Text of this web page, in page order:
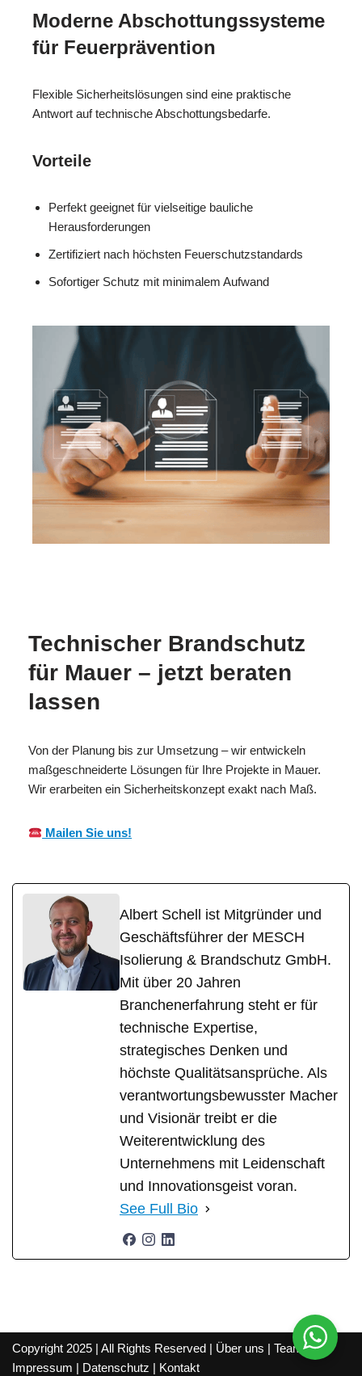
Moderne Abschottungssysteme
für Feuerprävention
Flexible Sicherheitslösungen sind eine praktische
Antwort auf technische Abschottungsbedarfe.
Vorteile
Perfekt geeignet für vielseitige bauliche
Herausforderungen
Zertifiziert nach höchsten Feuerschutzstandards
Sofortiger Schutz mit minimalem Aufwand
Technischer Brandschutz
für Mauer – jetzt beraten
lassen
Von der Planung bis zur Umsetzung – wir entwickeln
maßgeschneiderte Lösungen für Ihre Projekte in Mauer.
Wir erarbeiten ein Sicherheitskonzept exakt nach Maß.
Mailen Sie uns!
Albert Schell ist Mitgründer und
Geschäftsführer der MESCH
Isolierung & Brandschutz GmbH.
Mit über 20 Jahren
Branchenerfahrung steht er für
technische Expertise,
strategisches Denken und
höchste Qualitätsansprüche. Als
verantwortungsbewusster Macher
und Visionär treibt er die
Weiterentwicklung des
Unternehmens mit Leidenschaft
und Innovationsgeist voran.
See Full Bio
Copyright 2025 | All Rights Reserved | Über uns | Team |
Impressum | Datenschutz | Kontakt